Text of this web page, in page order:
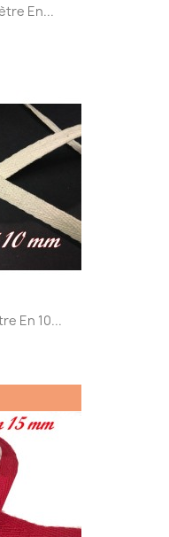
En...
En 10...